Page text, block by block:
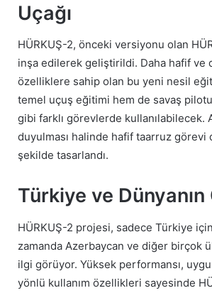
Uçağı
HÜRKUŞ-2, önceki versiyonu olan
inşa edilerek geliştirildi. Daha hafif ve
özelliklere sahip olan bu yeni nesil
temel uçuş eğitimi hem de savaş pilotu
gibi farklı görevlerde kullanılabilecek.
duyulması halinde hafif taarruz
şekilde tasarlandı.
Türkiye ve Dünyanın
HÜRKUŞ-2 projesi, sadece Türkiye
zamanda Azerbaycan ve diğer birçok
ilgi görüyor. Yüksek performansı,
yönlü kullanım özellikleri sayesinde